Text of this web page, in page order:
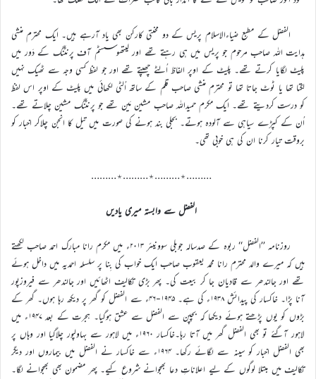
الفضل کے مطبع ضیاءالاسلام پریس کے دو محنتی کارکن بھی یاد آرہے ہیں۔ ایک محترم منشی
ہدایت اللہ صاحب مرحوم جو پریس میں ہی رہتے تھے اور لیتھوسسٹم آف پرنٹنگ کے دَور میں
پلیٹ لگایا کرتے تھے۔ پلیٹ کے اوپر الفاظ اُلٹے چھپتے تھے اور جو لفظ کسی وجہ سے ٹھیک نہیں
لگتا تھا یا ٹوٹ جاتا تھا تو محترم منشی صاحب قلم کے ساتھ اُلٹی لکھائی میں پلیٹ کے اوپر اس لفظ
کو درست کردیتے تھے۔ ایک مکرم حمیداللہ صاحب مشین مَین تھے جو پرنٹنگ مشین چلاتے تھے۔
اُن کے کپڑے سیاہی سے آلودہ ہوتے۔ بجلی بند ہونے کی صورت میں تیل کا انجن چلاکر اخبار کو
بروقت تیار کرنا ان کی ہی خوبی تھی۔
………٭………٭………٭………
الفضل سے وابستہ میری یادیں
روزنامہ ’’الفضل‘‘ ربوہ کے صدسالہ جوبلی سوونیئر ۲۰۱۳ء میں مکرم رانا مبارک احمد صاحب لکھتے
ہیں کہ میرے والد محترم رانا محمد یعقوب صاحب ایک خواب کی بِنا پر سلسلہ احمدیہ میں داخل ہوئے
تھے اور جالندھر سے قادیان جا کر بیعت کی۔ پھر بڑی تکالیف اٹھائیں اور جالندھر سے فیروزپور
آنا پڑا۔ خاکسار کی پیدائش ۱۹۳۸ء کی ہے۔ ۱۹۴۵-۴۶ء سے الفضل کو گھر پر دیکھ رہا ہوں۔ گھر کے
بڑوں کو یوں پڑھتے ہوئے دیکھا کہ بچپن سے الفضل سے عشق ہوگیا۔ ہجرت کے بعد ۱۹۴۷ء میں
لاہور آگئے تو بھی الفضل گھر میں آتا رہا۔خاکسار ۱۹۶۰ء میں لاہور سے بہاولپور چلاگیا اور وہاں پر
بھی الفضل اخبار کو سینہ سے لگائے رکھا۔ ۱۹۶۴ء سے خاکسار نے الفضل میں بیماروں اور دیگر
تکالیف میں مبتلا لوگوں کے لیے اعلاناتِ دعا بھجوانے شروع کیے۔ پھر مضمون بھی بھجوانے لگا۔